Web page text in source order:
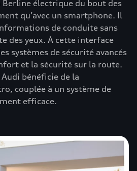
électrique du bout des
qu’avec un smartphone. Il
de conduite sans
des yeux. À cette interface
systèmes de sécurité avancés
et la sécurité sur la route.
bénéficie de la
couplée à un système de
efficace.